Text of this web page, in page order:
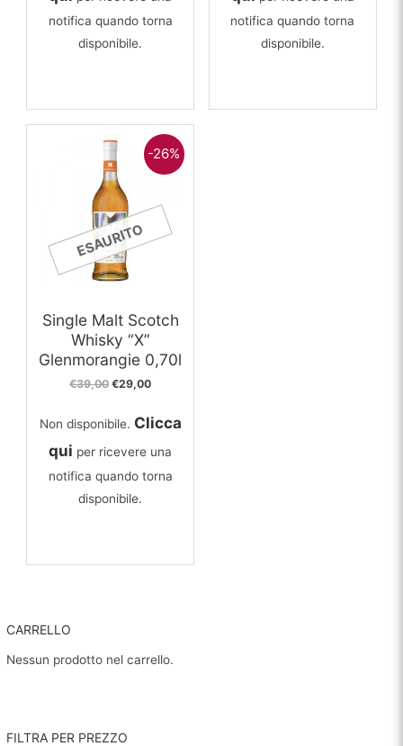
CARRELLO
Nessun prodotto nel carrello.
FILTRA PER PREZZO
notifica quando torna
disponibile.
notifica quando torna
disponibile.
-26%
ESAURITO
Single Malt Scotch
Whisky “X”
Glenmorangie 0,70l
€39,00 Il
era:
€29,00Il
è:
Non disponibile. Clicca
qui per ricevere una
notifica quando torna
disponibile.